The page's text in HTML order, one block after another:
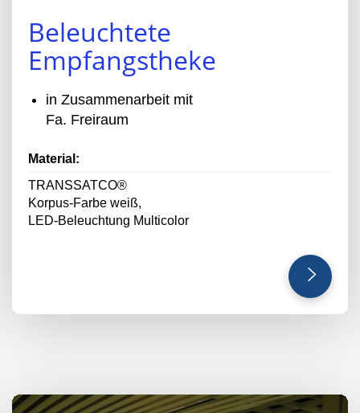
Beleuchtete
Empfangstheke
in Zusammenarbeit mit
Fa. Freiraum
Material:
TRANSSATCO®
Korpus-Farbe weiß,
LED-Beleuchtung Multicolor